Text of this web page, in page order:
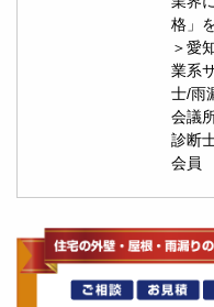
格」
＞愛
業系
士/雨
会議
診断
会員